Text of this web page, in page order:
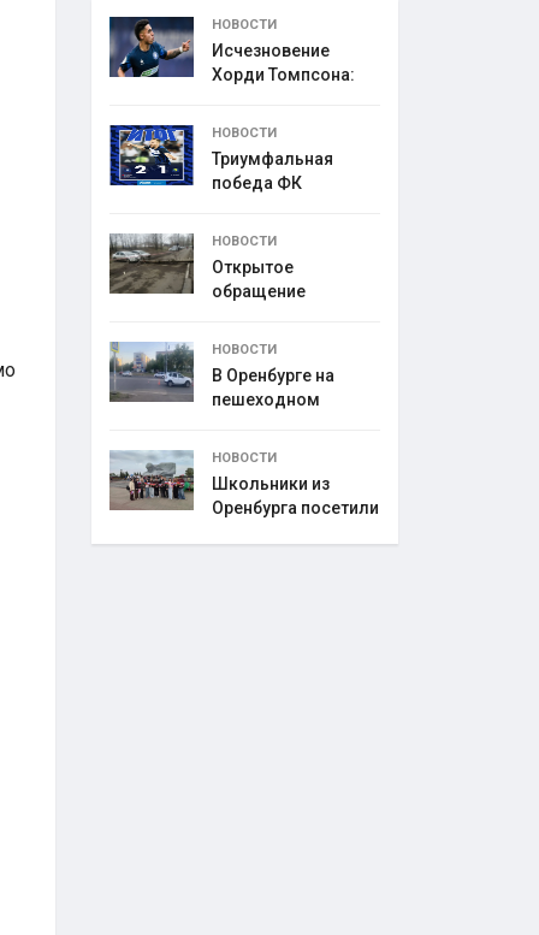
НОВОСТИ
Исчезновение
Хорди Томпсона:
НОВОСТИ
Триумфальная
победа ФК
НОВОСТИ
Открытое
обращение
НОВОСТИ
В Оренбурге на
пешеходном
НОВОСТИ
Школьники из
Оренбурга посетили